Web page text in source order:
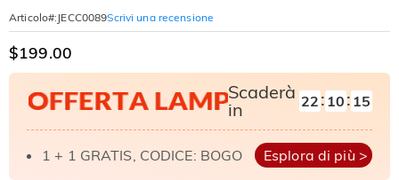
Articolo#: JECC0089Scrivi una recensione
$199.00
Scaderà
in
22: 10: 13
1 + 1 GRATIS, CODICE: BOGO Esplora di più >